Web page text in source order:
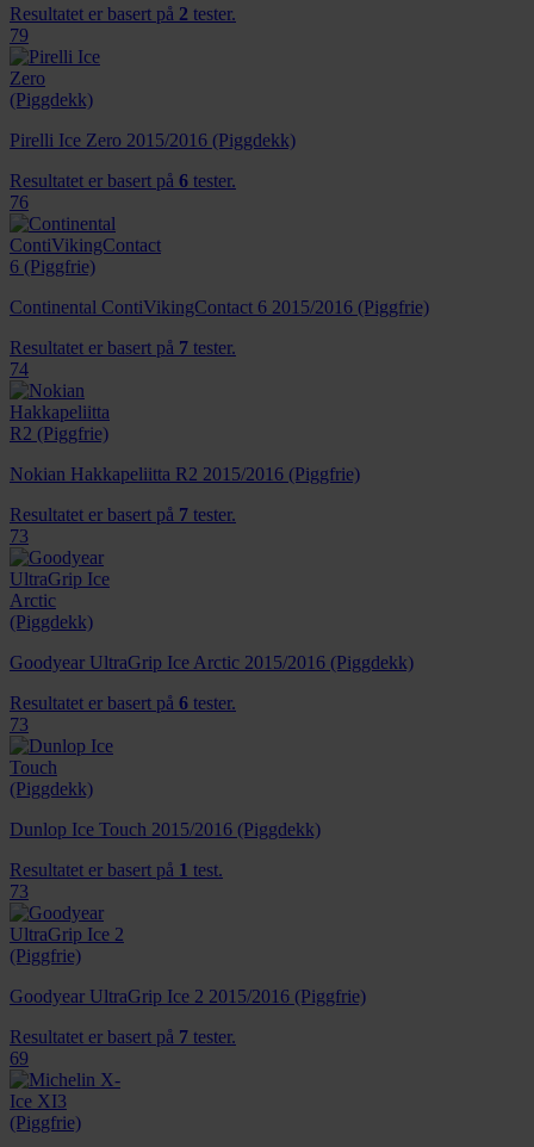
Resultatet er basert på 2 tester.
79
Pirelli Ice Zero 2015/2016 (Piggdekk)
Resultatet er basert på 6 tester.
76
Continental ContiVikingContact 6 2015/2016 (Piggfrie)
Resultatet er basert på 7 tester.
74
Nokian Hakkapeliitta R2 2015/2016 (Piggfrie)
Resultatet er basert på 7 tester.
73
Goodyear UltraGrip Ice Arctic 2015/2016 (Piggdekk)
Resultatet er basert på 6 tester.
73
Dunlop Ice Touch 2015/2016 (Piggdekk)
Resultatet er basert på 1 test.
73
Goodyear UltraGrip Ice 2 2015/2016 (Piggfrie)
Resultatet er basert på 7 tester.
69